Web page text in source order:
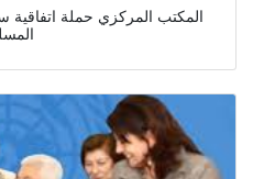
المكتب المركزي حملة اتفاقية